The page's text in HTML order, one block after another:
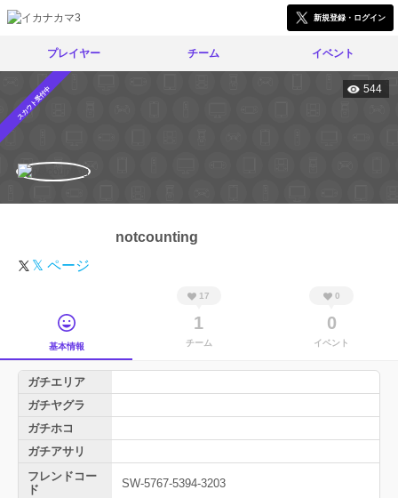
新規登録・ログイン
プレイヤー チーム イベント
スカウト受付中 544
notcounting
𝕏 ページ
基本情報
17
1
チーム
0
0
イベント
ガチエリア
ガチヤグラ
ガチホコ
ガチアサリ
フレンドコー
ド
SW-5767-5394-3203